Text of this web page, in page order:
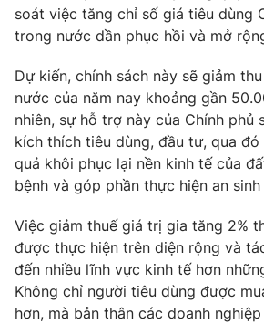
soát việc tăng chỉ số giá tiêu dùng
trong nước dần phục hồi và mở
Dự kiến, chính sách này sẽ giảm
nước của năm nay khoảng gần
nhiên, sự hỗ trợ này của Chính phủ
kích thích tiêu dùng, đầu tư, qua
quả khôi phục lại nền kinh tế của
bệnh và góp phần thực hiện an sinh
Việc giảm thuế giá trị gia tăng 2%
được thực hiện trên diện rộng và
đến nhiều lĩnh vực kinh tế hơn
Không chỉ người tiêu dùng được
hơn, mà bản thân các doanh